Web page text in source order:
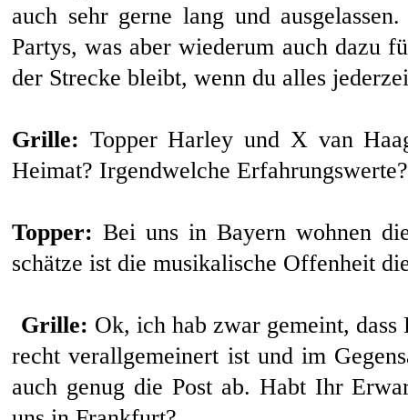
auch sehr gerne lang und
Partys, was aber wiederum auch dazu
der Strecke bleibt, wenn du alles
Grille: Topper Harley und X van
Heimat? Irgendwelche Erfahrungswerte?
Topper: Bei uns in Bayern wohnen
schätze ist die musikalische Offenheit
Grille: Ok, ich hab zwar gemeint,
recht verallgemeinert ist und im
auch genug die Post ab. Habt Ihr